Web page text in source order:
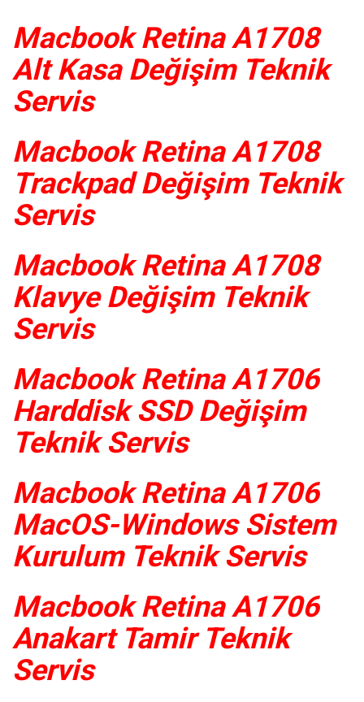
Macbook Retina A1708
Alt Kasa Değişim Teknik
Servis
Macbook Retina A1708
Trackpad Değişim Teknik
Servis
Macbook Retina A1708
Klavye Değişim Teknik
Servis
Macbook Retina A1706
Harddisk SSD Değişim
Teknik Servis
Macbook Retina A1706
MacOS-Windows Sistem
Kurulum Teknik Servis
Macbook Retina A1706
Anakart Tamir Teknik
Servis